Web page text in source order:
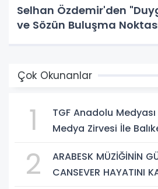
Selhan Özdemir'den
ve Sözün Buluşma
Çok Okunanlar
1
TGF Anadolu
Medya Zirvesi İle
2
ARABESK MÜZİĞİNİN
CANSEVER HAYATINI